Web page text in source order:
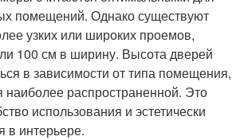
помещений. Однако существуют
узких или широких проемов,
100 см в ширину. Высота дверей
в зависимости от типа помещения,
наиболее распространенной. Это
использования и эстетически
в интерьере.